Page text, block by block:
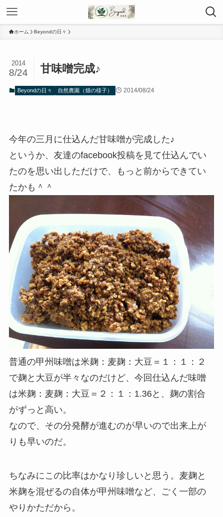
ホーム Beyondの日々
甘味噌完成♪
2014
8/24
Beyondの日々 自然農園（畑の様子） 2014/08/24
今年の三月に仕込んだ甘味噌が完成した♪
というか、友達のfacebook投稿を見て仕込んでい
たのを思い出しただけで、もっと前からできてい
たかも＾＾
普通の甲州味噌は米麹：麦麹：大豆＝１：１：２
で麹と大豆が半々なのだけど、今回仕込んだ味噌
は米麹：麦麹：大豆＝２：１：1.36と、麹の割合
がずっと高い。
なので、その分発酵が進むのが早いので出来上が
りも早いのだ。
ちなみにこの比率はかなり珍しいと思う。麦麹と
米麹を混ぜるの自体が甲州味噌など、ごく一部の
やりかただから。